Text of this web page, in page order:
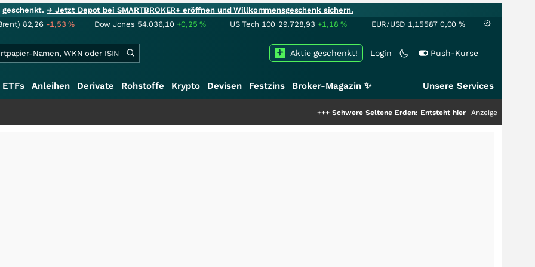
geschenkt.→ Jetzt Depot bei SMARTBROKER+ eröffnen und Willkommensgeschenk sichern.
82,26 -1,53% Dow Jones 54.036,10 +0,25% US Tech 100 29.728,93 +1,18% EUR/USD 1,15587 0,00 %
Login Push-Kurse
Aktie geschenkt!
ETFs Anleihen Derivate Rohstoffe Krypto Devisen Festzins Broker-Magazin ✨ Unsere Services
Schwere Seltene Erden: Entsteht hier die nächste Milliardenstory?
Anzeige